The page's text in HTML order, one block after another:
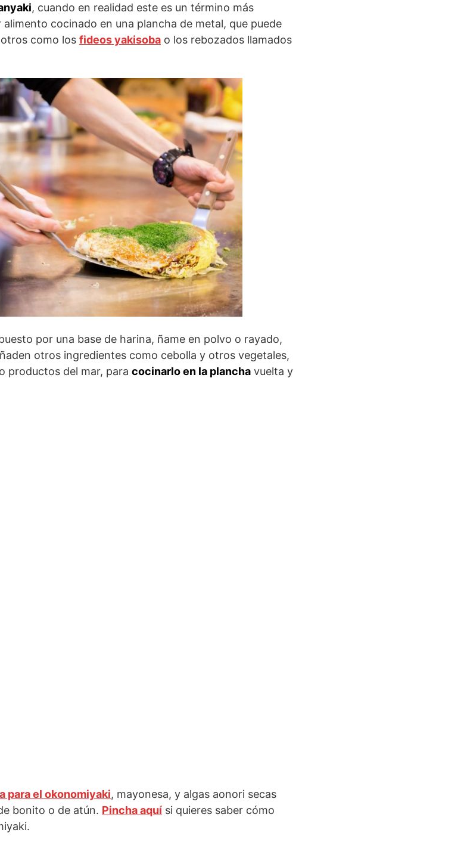
, cuando en realidad este es un término más
cocinado en una plancha de metal, que puede
como los fideos yakisoba o los rebozados llamados
por una base de harina, ñame en polvo o rayado,
otros ingredientes como cebolla y otros vegetales,
productos del mar, para cocinarlo en la plancha vuelta y
para el okonomiyaki, mayonesa, y algas aonori secas
bonito o de atún. Pincha aquí si quieres saber cómo